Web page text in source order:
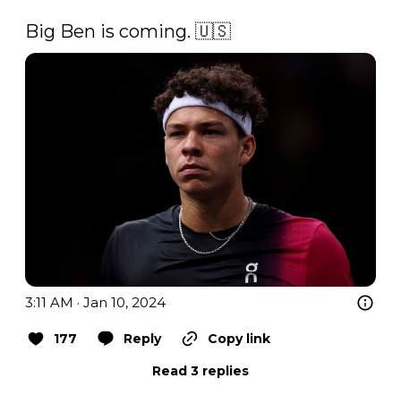
Big Ben is coming. 🇺🇸
3:11 AM · Jan 10, 2024
177 Reply
Copy link
Read 3 replies